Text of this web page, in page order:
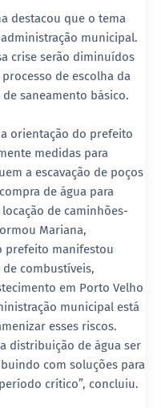
destacou que o tema
municipal.
crise serão diminuídos
de escolha da
saneamento básico.
orientação do prefeito
medidas para
a escavação de poços
de água para
de caminhões-
Mariana,
prefeito manifestou
combustíveis,
em Porto Velho
municipal está
esses riscos.
distribuição de água ser
com soluções para
crítico”, concluiu.